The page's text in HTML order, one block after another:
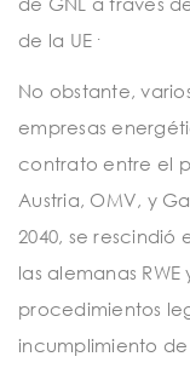
de la UE
No obstante,
empresas
contrato entre el
Austria, OMV, y
2040, se rescindió
las alemanas
procedimientos
incumplimiento